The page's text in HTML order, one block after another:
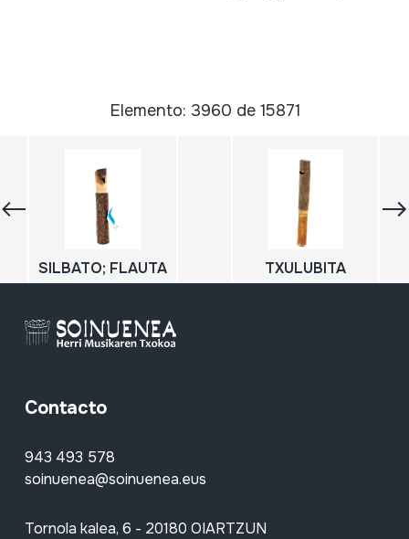
Elemento: 3960 de 15871
SILBATO; FLAUTA TXULUBITA
Contacto
943 493 578
soinuenea@soinuenea.eus
Tornola kalea, 6 - 20180 OIARTZUN